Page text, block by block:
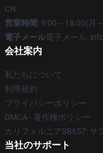
CN
営業時間: 9:00～18:00(月
電子メール電子メール:
会社案内
私たちについて
利用規約
プライバシーポリシー
DMCA - 著作権ポリシー
カリフォルニアSB657: サ
当社のサポート